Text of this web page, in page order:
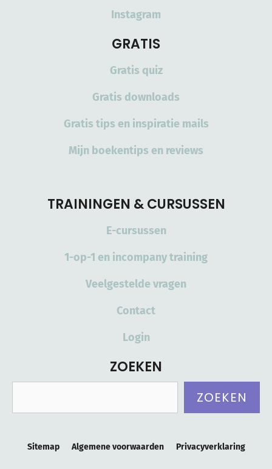
Instagram
GRATIS
Gratis quiz
Gratis downloads
Gratis tips en inspiratie mails
Mijn boekentips en reviews
TRAININGEN & CURSUSSEN
E-cursussen
1-op-1 en incompany training
Veelgestelde vragen
Contact
Login
ZOEKEN
ZOEKEN
Sitemap Algemene voorwaarden Privacyverklaring